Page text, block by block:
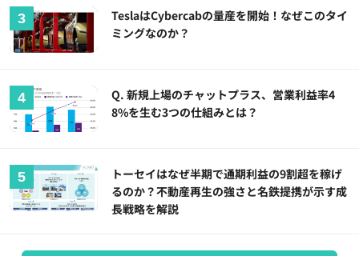
TeslaはCybercabの量産を開始！なぜこのタイ
ミングなのか？
Q. 新規上場のチャットプラス、営業利益率4
8%を生む3つの仕組みとは？
トーセイはなぜ半期で通期利益の9割超を稼げ
るのか？不動産再生の強さと名鉄提携が示す成
長戦略を解説